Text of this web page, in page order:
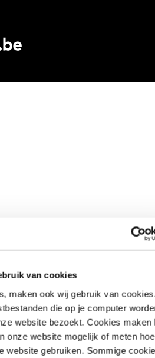
van cookies
maken ook wij gebruik van
die op je computer
website bezoekt. Cookies maken
onze website mogelijk of meten hoe
website gebruiken. Sommige